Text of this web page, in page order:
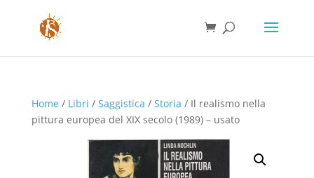
Home/ Libri / Saggistica / Storia / Il realismo nella
pittura europea del XIX secolo (1989) – usato